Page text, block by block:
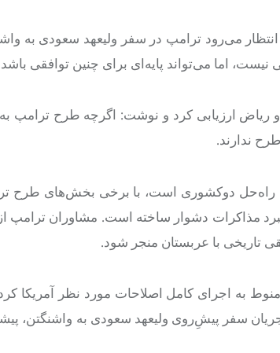
می‌رود ترامپ در سفر ولیعهد سعودی به
اما می‌تواند پایه‌ای برای چنین توافقی
ارزیابی کرد و نوشت: اگرچه طرح ترامپ
ندارند.
راه‌حل دوکشوری است، با برخی بخش‌های طرح
مذاکرات دشوار ساخته است. مشاوران ترامپ از
تاریخی با عربستان منجر شود.
به اجرای کامل اصلاحات مورد نظر آمریکا
سفر پیش‌ِ‌روی ولیعهد سعودی به واشنگتن،